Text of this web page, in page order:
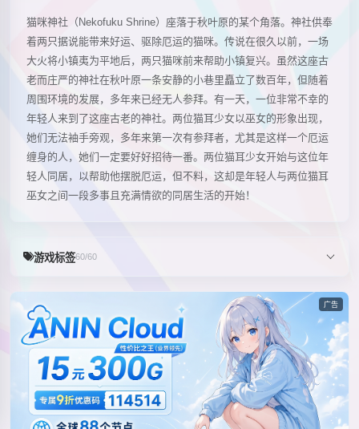
猫咪神社（Nekofuku Shrine）座落于秋叶原的某个角落。神社供奉
着两只据说能带来好运、驱除厄运的猫咪。传说在很久以前，一场
大火将小镇夷为平地后，两只猫咪前来帮助小镇复兴。虽然这座古
老而庄严的神社在秋叶原一条安静的小巷里矗立了数百年，但随着
周围环境的发展，多年来已经无人参拜。有一天，一位非常不幸的
年轻人来到了这座古老的神社。两位猫耳少女以巫女的形象出现，
她们无法袖手旁观，多年来第一次有参拜者，尤其是这样一个厄运
缠身的人，她们一定要好好招待一番。两位猫耳少女开始与这位年
轻人同居，以帮助他摆脱厄运，但不料，这却是年轻人与两位猫耳
巫女之间一段多事且充满情欲的同居生活的开始！
游戏标签60/60
广告